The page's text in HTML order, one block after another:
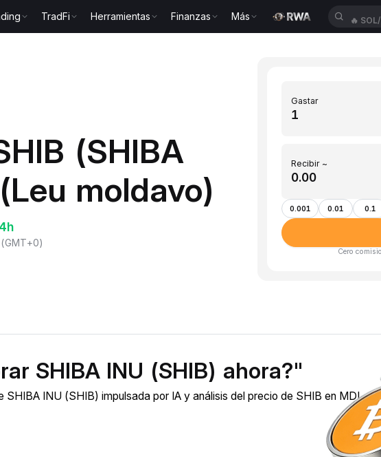
TradFi Herramientas Finanzas Más 🔥
(SHIBA
moldavo)
(GMT+0)
Gastar
Recibir ~
0.001 0.01 0.1
Cero
SHIBA INU (SHIB) ahora?"
SHIBA INU (SHIB) impulsada por IA y análisis del precio de SHIB en MDL en